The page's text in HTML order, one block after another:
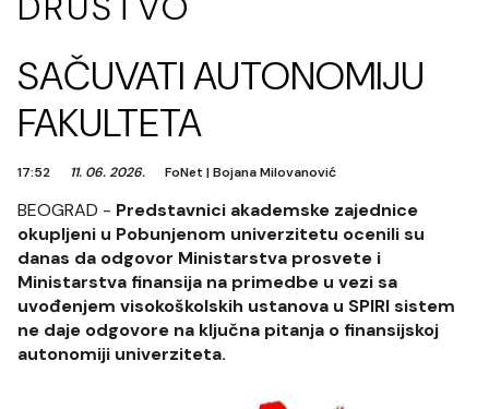
SAČUVATI AUTONOMIJU
FAKULTETA
17:52 11. 06. 2026. FoNet |Bojana Milovanović
BEOGRAD - Predstavnici akademske zajednice
okupljeni u Pobunjenom univerzitetu ocenili su
danas da odgovor Ministarstva prosvete i
Ministarstva finansija na primedbe u vezi sa
uvođenjem visokoškolskih ustanova u SPIRI sistem
ne daje odgovore na ključna pitanja o finansijskoj
autonomiji univerziteta.